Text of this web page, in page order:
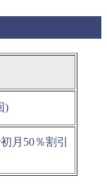
)
月50％割引